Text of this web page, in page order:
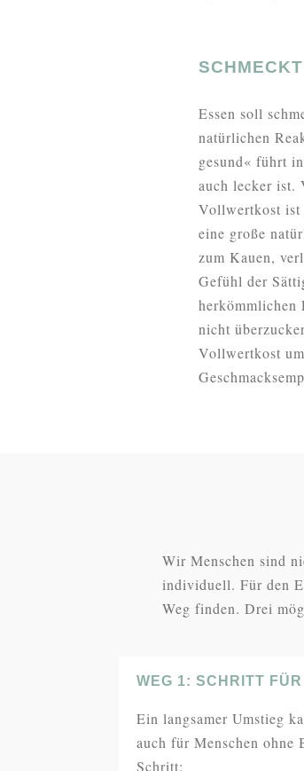
Essen soll
natürlichen
gesund« führt
auch lecker ist.
Vollwertkost ist
eine große
zum Kauen,
Gefühl der
herkömmlichen
nicht
Vollwertkost
Wir Menschen sind
individuell. Für den
Weg finden. Drei
WEG 1: SCHRITT
Ein langsamer Umstieg
auch für Menschen ohne
Schritt: